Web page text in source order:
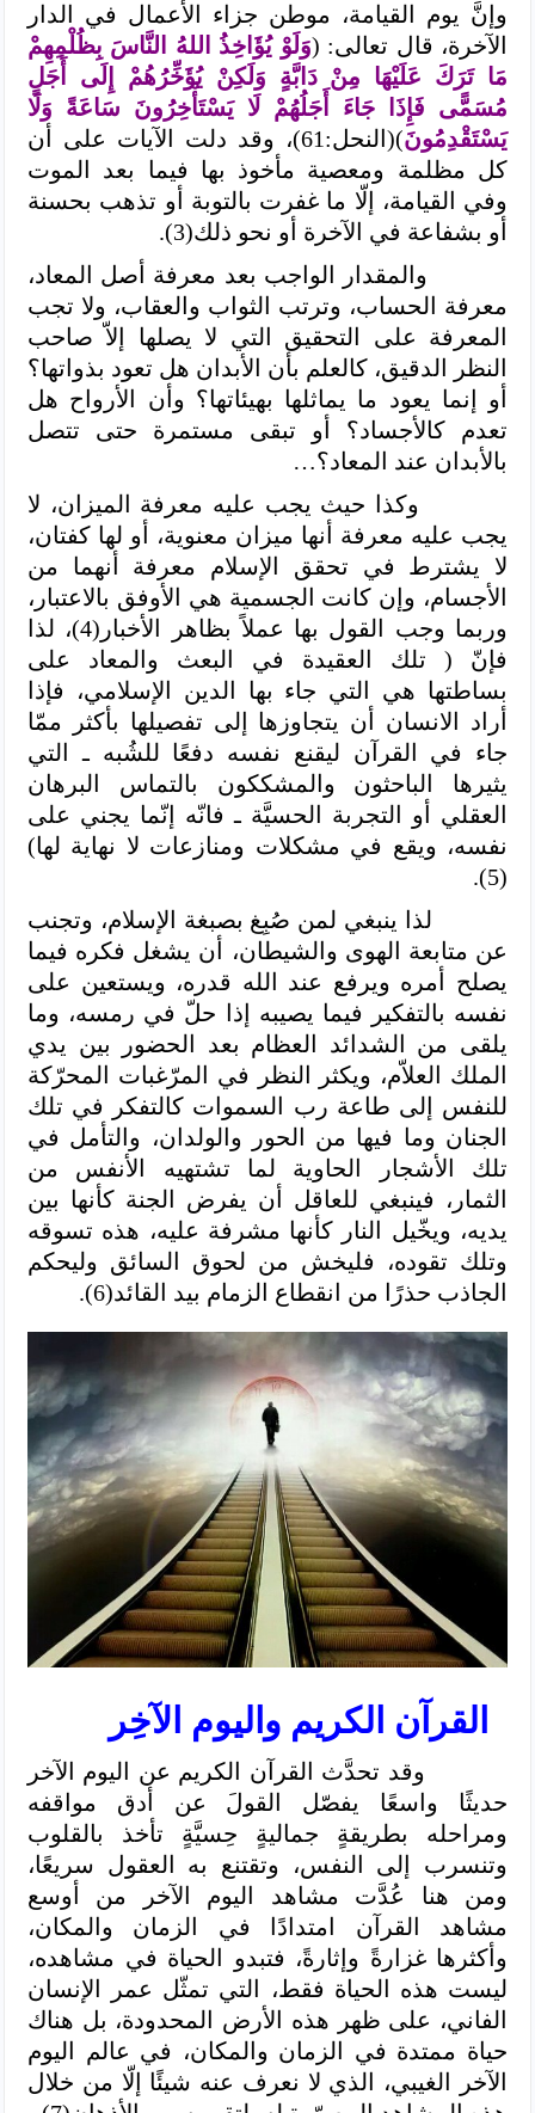
وإنَّ يوم القيامة، موطن جزاء الأعمال في الدار
الآخرة، قال تعالى: (وَلَوْ يُؤَاخِذُ اللهُ النَّاسَ بِظُلْمِهِمْ
مَا تَرَكَ عَلَيْهَا مِنْ دَابَّةٍ وَلَكِنْ يُؤَخِّرُهُمْ إِلَى أَجَلٍ
مُسَمًّى فَإِذَا جَاءَ أَجَلُهُمْ لَا يَسْتَأْخِرُونَ سَاعَةً وَلَا
يَسْتَقْدِمُونَ
)(النحل:61)، وقد دلت الآيات على أن
كل مظلمة ومعصية مأخوذ بها فيما بعد الموت
وفي القيامة، إلّا ما غفرت بالتوبة أو تذهب بحسنة
أو بشفاعة في الآخرة أو نحو ذلك(3).
والمقدار الواجب بعد معرفة أصل المعاد،
معرفة الحساب، وترتب الثواب والعقاب، ولا تجب
المعرفة على التحقيق التي لا يصلها إلاّ صاحب
النظر الدقيق، كالعلم بأن الأبدان هل تعود بذواتها؟
أو إنما يعود ما يماثلها بهيئاتها؟ وأن الأرواح هل
تعدم كالأجساد؟ أو تبقى مستمرة حتى تتصل
بالأبدان عند المعاد؟…
وكذا حيث يجب عليه معرفة الميزان، لا
يجب عليه معرفة أنها ميزان معنوية، أو لها كفتان،
لا يشترط في تحقق الإسلام معرفة أنهما من
الأجسام، وإن كانت الجسمية هي الأوفق بالاعتبار،
وربما وجب القول بها عملاً بظاهر الأخبار(4)، لذا
فإنّ ( تلك العقيدة في البعث والمعاد على
بساطتها هي التي جاء بها الدين الإسلامي، فإذا
أراد الانسان أن يتجاوزها إلى تفصيلها بأكثر ممّا
جاء في القرآن ليقنع نفسه دفعًا للشُبه ـ التي
يثيرها الباحثون والمشككون بالتماس البرهان
العقلي أو التجربة الحسيَّة ـ فانّه إنّما يجني على
نفسه، ويقع في مشكلات ومنازعات لا نهاية لها)
(5).
لذا ينبغي لمن صُبِغ بصبغة الإسلام، وتجنب
عن متابعة الهوى والشيطان، أن يشغل فكره فيما
يصلح أمره ويرفع عند الله قدره، ويستعين على
نفسه بالتفكير فيما يصيبه إذا حلّ في رمسه، وما
يلقى من الشدائد العظام بعد الحضور بين يدي
الملك العلاّم، ويكثر النظر في المرّغبات المحرّكة
للنفس إلى طاعة رب السموات كالتفكر في تلك
الجنان وما فيها من الحور والولدان، والتأمل في
تلك الأشجار الحاوية لما تشتهيه الأنفس من
الثمار، فينبغي للعاقل أن يفرض الجنة كأنها بين
يديه، ويخّيل النار كأنها مشرفة عليه، هذه تسوقه
وتلك تقوده، فليخش من لحوق السائق وليحكم
الجاذب حذرًا من انقطاع الزمام بيد القائد(6).
القرآن الكريم واليوم الآخِر
وقد تحدَّث القرآن الكريم عن اليوم الآخر
حديثًا واسعًا يفصّل القولَ عن أدق مواقفه
ومراحله بطريقةٍ جماليةٍ حِسيَّةٍ تأخذ بالقلوب
وتنسرب إلى النفس، وتقتنع به العقول سريعًا،
ومن هنا عُدَّت مشاهد اليوم الآخر من أوسع
مشاهد القرآن امتدادًا في الزمان والمكان،
وأكثرها غزارةً وإثارةً، فتبدو الحياة في مشاهده،
ليست هذه الحياة فقط، التي تمثّل عمر الإنسان
الفاني، على ظهر هذه الأرض المحدودة، بل هناك
حياة ممتدة في الزمان والمكان، في عالم اليوم
الآخر الغيبي، الذي لا نعرف عنه شيئًا إلّا من خلال